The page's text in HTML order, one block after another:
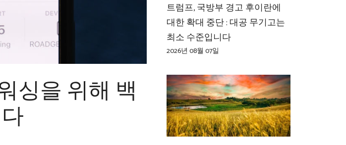
싱을 위해 백
트럼프, 국방부 경고 후이란에
대한 확대 중단 : 대공 무기고는
최소 수준입니다
2026년 08월 07일